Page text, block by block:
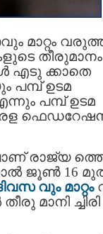
മാറ്റം
തീരുമാനം
ക്കാതെ
ഉടമ
പമ്പ് ഉടമ
രാജ്യ
ജൂണ്‍ 16
വും മാറ്റം
മാനി ച്ചിരി